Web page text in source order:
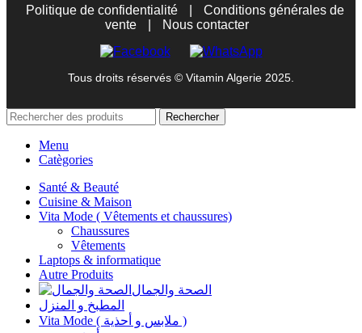
Politique de confidentialité
Conditions générales de
vente
Nous contacter
Tous droits réservés © Vitamin Algerie 2025.
Rechercher
Menu
Catègories
Santé & Beauté
Cuisine & Maison
Vita Mode ( Vêtements et chaussures)
Chaussures
Vêtements
Laptops & informatique
Autre Produits
الصحة والجمال
المطبخ و المنزل
Vita Mode ( ملابس و أحذية )